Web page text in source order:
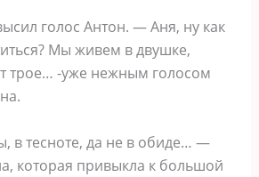
голос Антон. — Аня, ну как
Мы живем в двушке,
трое… -уже нежным голосом
в тесноте, да не в обиде… —
которая привыкла к большой